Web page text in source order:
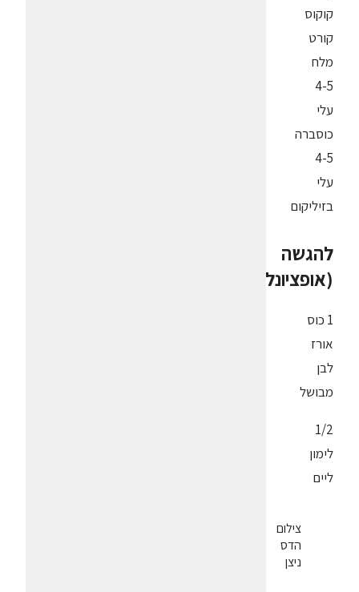
קוקוס
קורט
מלח
4-5
עלי
כוסברה
4-5
עלי
בזיליקום
להגשה
(אופציונלי)
1 כוס
אורז
לבן
מבושל
1/2
לימון
ליים
צילום
הדס
ניצן